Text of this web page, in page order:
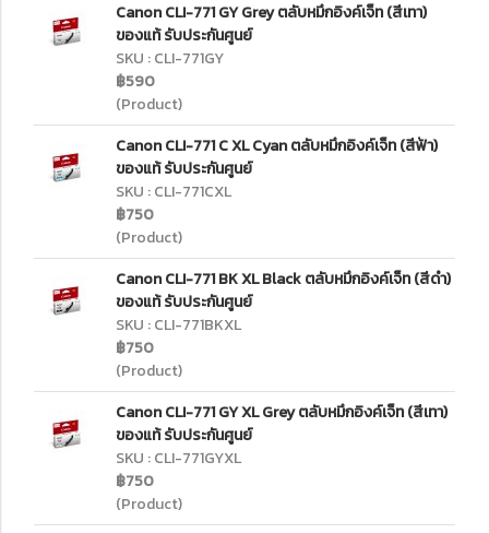
Canon CLI-771 GY Grey ตลับหมึกอิงค์เจ็ท (สีเทา)
ของแท้ รับประกันศูนย์
SKU : CLI-771GY
฿590
(Product)
Canon CLI-771 C XL Cyan ตลับหมึกอิงค์เจ็ท (สีฟ้า)
ของแท้ รับประกันศูนย์
SKU : CLI-771CXL
฿750
(Product)
Canon CLI-771 BK XL Black ตลับหมึกอิงค์เจ็ท (สีดำ)
ของแท้ รับประกันศูนย์
SKU : CLI-771BKXL
฿750
(Product)
Canon CLI-771 GY XL Grey ตลับหมึกอิงค์เจ็ท (สีเทา)
ของแท้ รับประกันศูนย์
SKU : CLI-771GYXL
฿750
(Product)